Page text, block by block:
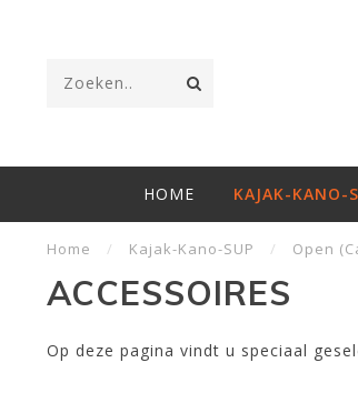
HOME KAJAK-KANO-
Home / Kajak-Kano-SUP / Open
ACCESSOIRES
Op deze pagina vindt u speciaal